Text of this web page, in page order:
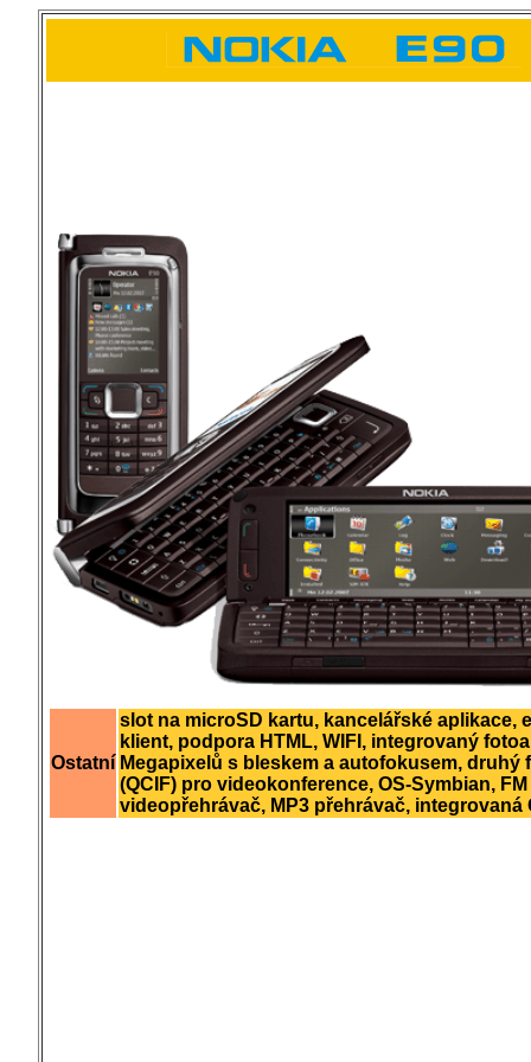
Ostatní
slot na microSD kartu, kancelářské aplikace,
klient, podpora HTML, WIFI, integrovaný
Megapixelů s bleskem a autofokusem, druhý
(QCIF) pro videokonference, OS-Symbian,
videopřehrávač, MP3 přehrávač, integrovaná